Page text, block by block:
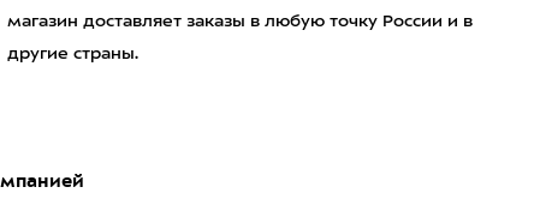
магазин доставляет заказы в любую точку России и в
другие страны.